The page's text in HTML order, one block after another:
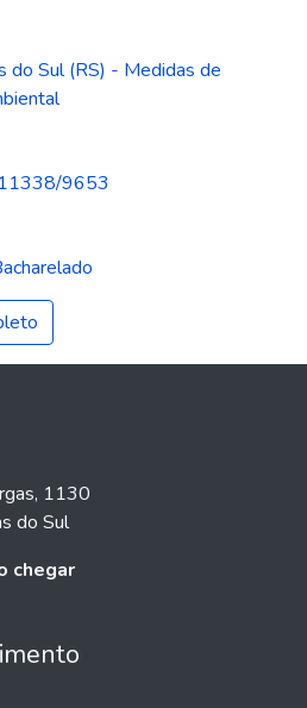
do Sul (RS) - Medidas de
9653
1130
do Sul
chegar